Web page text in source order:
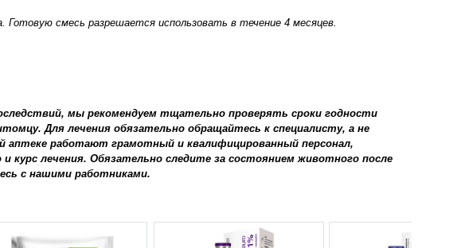
смесь разрешается использовать в течение 4 месяцев.
мы рекомендуем тщательно проверять сроки годности
Для лечения обязательно обращайтесь к специалисту, а не
работают грамотный и квалифицированный персонал,
курс лечения. Обязательно следите за состоянием животного после
с нашими работниками.